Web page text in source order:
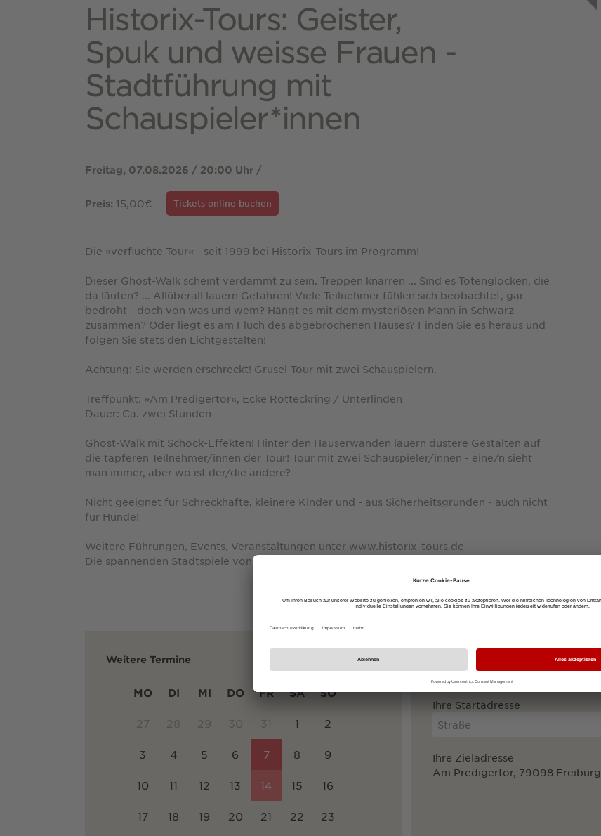
Historix-Tours: Geister,
Spuk und weisse Frauen -
Stadtführung mit
Schauspieler*innen
Freitag, 07.08.2026 / 20:00 Uhr /
Preis: 15,00€ Tickets online buchen
Die »verfluchte Tour« - seit 1999 bei Historix-Tours im Programm!
Dieser Ghost-Walk scheint verdammt zu sein. Treppen knarren ... Sind es Totenglocken, die
da läuten? ... Allüberall lauern Gefahren! Viele Teilnehmer fühlen sich beobachtet, gar
bedroht - doch von was und wem? Hängt es mit dem mysteriösen Mann in Schwarz
zusammen? Oder liegt es am Fluch des abgebrochenen Hauses? Finden Sie es heraus und
folgen Sie stets den Lichtgestalten!
Achtung: Sie werden erschreckt! Grusel-Tour mit zwei Schauspielern.
Treffpunkt: »Am Predigertor«, Ecke Rotteckring / Unterlinden
Dauer: Ca. zwei Stunden
Ghost-Walk mit Schock-Effekten! Hinter den Häuserwänden lauern düstere Gestalten auf
die tapferen Teilnehmer/innen der Tour! Tour mit zwei Schauspieler/innen - eine/n sieht
man immer, aber wo ist der/die andere?
Nicht geeignet für Schreckhafte, kleinere Kinder und - aus Sicherheitsgründen - auch nicht
für Hunde!
Weitere Führungen, Events, Veranstaltungen unter www.historix-tours.de
Die spannenden Stadtspiele von Historix-Tours finden Sie unter www.mysterytrail.de
Weitere Termine
MO DI MI DO FR SA SO
27 28 29 30 31 1 2
3 4 5 6 7 8 9
10 11 12 13 14 15 16
17 18 19 20 21 22 23
Ihre Startadresse
Ihre Zieladresse
Am Predigertor, 79098 Freiburg